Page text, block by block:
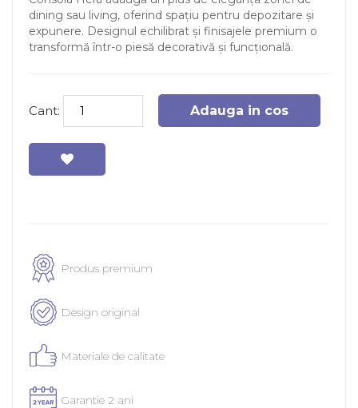
dining sau living, oferind spațiu pentru depozitare și
expunere. Designul echilibrat și finisajele premium o
transformă într-o piesă decorativă și funcțională.
Cant: Adauga in cos
Produs premium
Design original
Materiale de calitate
Garantie 2 ani